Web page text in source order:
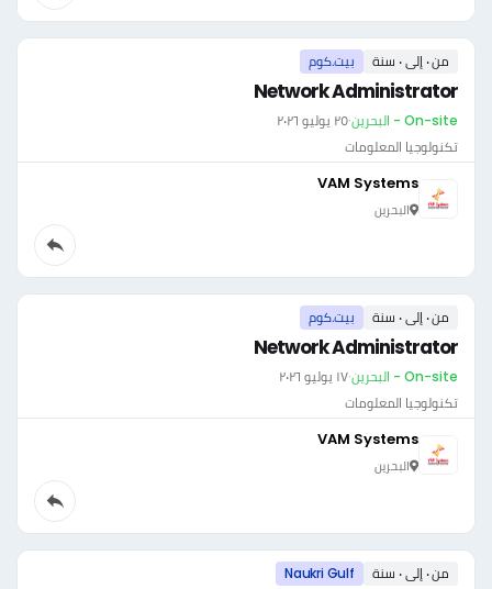
من ٠ إلى ٠ سنة بيت.كوم
Network Administrator
On-site - البحرين ·٢٥ يوليو ٢٠٢٦
تكنولوجيا المعلومات
VAM Systems
البحرين
من ٠ إلى ٠ سنة بيت.كوم
Network Administrator
On-site - البحرين ·١٧ يوليو ٢٠٢٦
تكنولوجيا المعلومات
VAM Systems
البحرين
من ٠ إلى ٠ سنة Naukri Gulf